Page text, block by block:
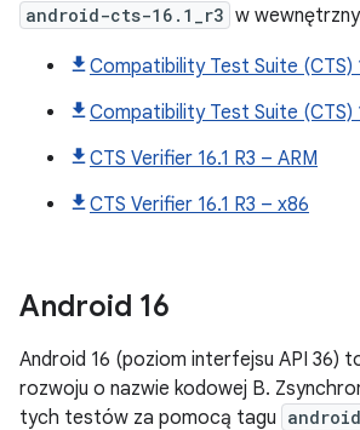
android-cts-16.1_r3 w
Compatibility Test Suite (CTS)
Compatibility Test Suite (CTS)
CTS Verifier 16.1 R3 – ARM
CTS Verifier 16.1 R3 – x86
Android 16
Android 16 (poziom interfejsu API 36)
rozwoju o nazwie kodowej B.
tych testów za pomocą tagu